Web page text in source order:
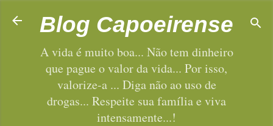
Pular para o conteúdo principal
Blog Capoeirense
A vida é muito boa... Não tem dinheiro
que pague o valor da vida... Por isso,
valorize-a ... Diga não ao uso de
drogas... Respeite sua família e viva
intensamente...!